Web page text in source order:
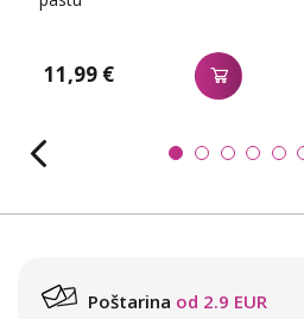
11,99 €
Poštarina od 2.9 EUR